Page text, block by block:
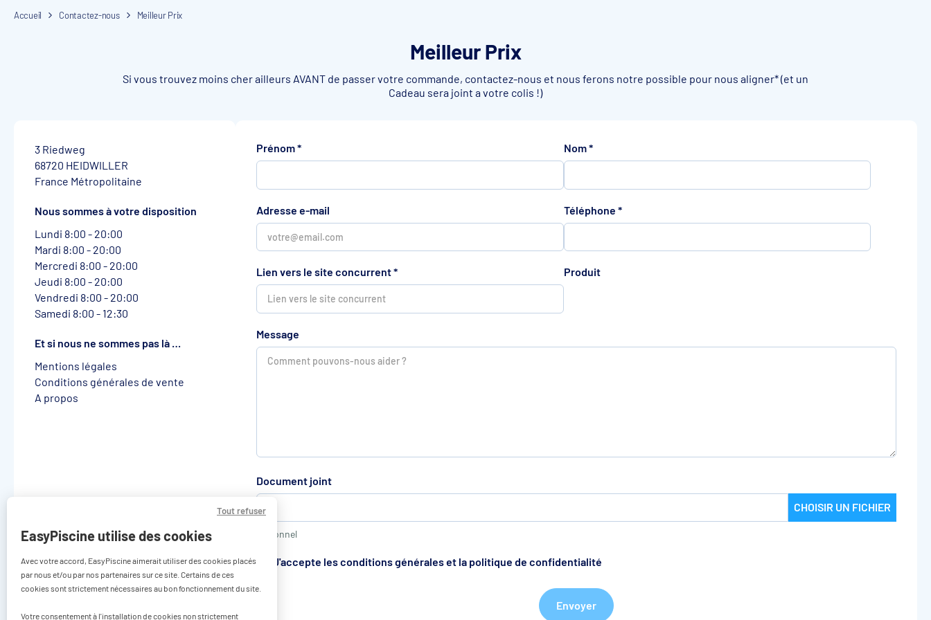
EasyPiscine utilise des cookies
Avec votre accord, EasyPiscine aimerait utiliser des cookies placés
par nous et/ou par nos partenaires sur ce site. Certains de ces
cookies sont strictement nécessaires au bon fonctionnement du site.
Votre consentement à l'installation de cookies non strictement
Tout refuser
Accueil Contactez-nous Meilleur Prix
Meilleur Prix
Si vous trouvez moins cher ailleurs AVANT de passer votre commande, contactez-nous et nous ferons notre possible pour nous aligner* (et un
Cadeau sera joint a votre colis !)
3 Riedweg
68720 HEIDWILLER
France Métropolitaine
Nous sommes à votre disposition
Lundi 8:00 - 20:00
Mardi 8:00 - 20:00
Mercredi 8:00 - 20:00
Jeudi 8:00 - 20:00
Vendredi 8:00 - 20:00
Samedi 8:00 - 12:30
Et si nous ne sommes pas là …
Mentions légales
Conditions générales de vente
A propos
Prénom* Nom*
Adresse e-mail Téléphone *
Lien vers le site concurrent* Produit
Message
Document joint
CHOISIR UN FICHIER
optionnel
J'accepte les conditions générales et la politique de confidentialité
Envoyer